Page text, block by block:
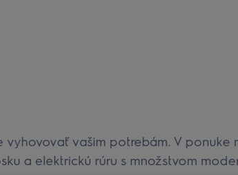
vašim potrebám. V
a elektrickú rúru s množstvom